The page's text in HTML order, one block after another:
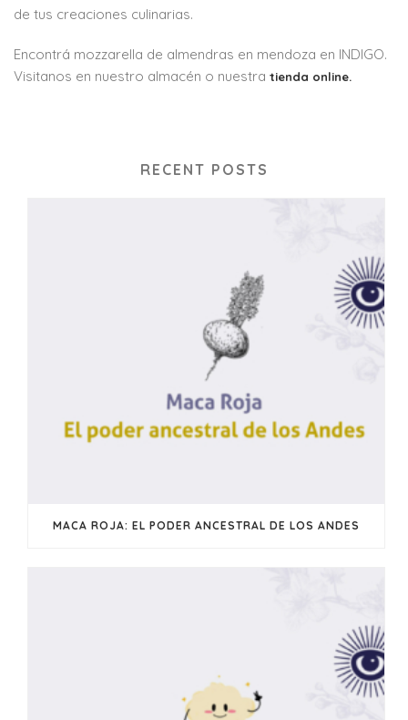
de tus creaciones culinarias.
Encontrá mozzarella de almendras en mendoza en INDIGO.
Visitanos en nuestro almacén o nuestra tienda online.
RECENT POSTS
MACA ROJA: EL PODER ANCESTRAL DE LOS ANDES